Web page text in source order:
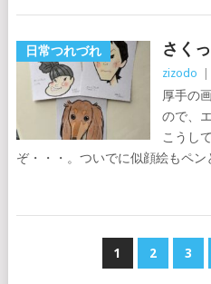
日常つれづれ さく
zizodo
厚手の
ので、
こうし
ぞ・・・。ついでに似顔絵もペン
1 2 3